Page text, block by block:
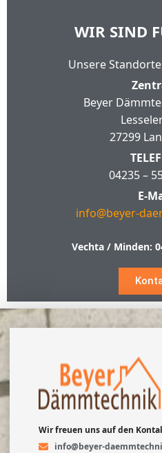
WIR SIND
Unsere
Beyer
27299
04235 –
E-
info@beyer-
Vechta / Minden:
Wir freuen uns auf den
info@beyer-